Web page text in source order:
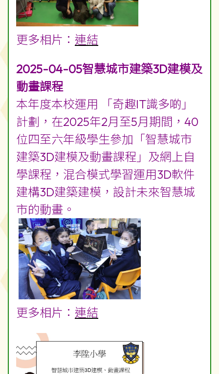
更多相片： 連結
2025-04-05智慧城市建築3D建模及
動畫課程
本年度本校運用 「奇趣IT識多啲」
計劃，在2025年2月至5月期間，40
位四至六年級學生參加「智慧城市
建築3D建模及動畫課程」及網上自
學課程，混合模式學習運用3D軟件
建構3D建築建模，設計未來智慧城
市的動畫。
更多相片： 連結